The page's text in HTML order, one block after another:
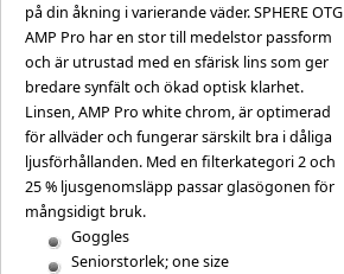
på din åkning i varierande väder. SPHERE OTG
AMP Pro har en stor till medelstor passform
och är utrustad med en sfärisk lins som ger
bredare synfält och ökad optisk klarhet.
Linsen, AMP Pro white chrom, är optimerad
för allväder och fungerar särskilt bra i dåliga
ljusförhållanden. Med en filterkategori 2 och
25 % ljusgenomsläpp passar glasögonen för
mångsidigt bruk.
Goggles
Seniorstorlek; one size